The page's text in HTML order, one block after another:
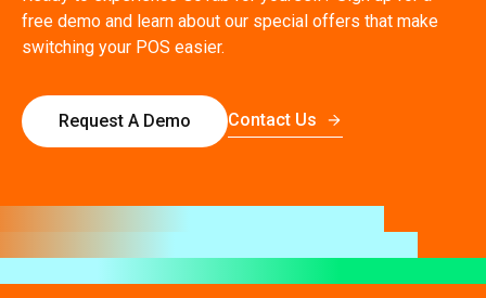
free demo and learn about our special offers that make
switching your POS easier.
Request A Demo Contact Us